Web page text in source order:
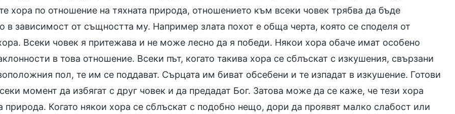
хора по отношение на тяхната природа, отношението към всеки човек трябва да бъде
в зависимост от същността му. Например злата похот е обща черта, която се споделя от
Всеки човек я притежава и не може лесно да я победи. Някои хора обаче имат особено
в това отношение. Всеки път, когато такива хора се сблъскат с изкушения, свързани
пол, те им се поддават. Сърцата им биват обсебени и те изпадат в изкушение. Готови
момент да избягат с друг човек и да предадат Бог. Затова може да се каже, че тези хора
природа. Когато някои хора се сблъскат с подобно нещо, дори да проявят малко слабост или